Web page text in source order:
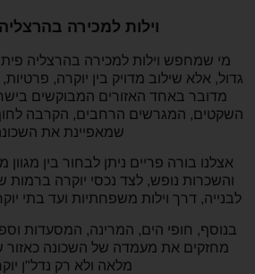
וילות למכירה
מי שמחפש וילות למכירה בהרצליה
גדול, אלא שילוב מדויק בין יוקרה,
מדובר באחד האזורים המבוקשים
השקטים, המגרשים הרחבים, הקרבה לחוף
שמאפיינת את
אצלנו בורה פריים ניתן לבחור בין
והשכרות נופש, לצד נכסי יוקרה
לבנייה, דרך וילות משפחתיות ועד בתי
בנוסף, חופי הים, המרינה, המסעדות
מחזקים את מעמדה של השכונה כאזור
מלאה ולא רק נדל"ן